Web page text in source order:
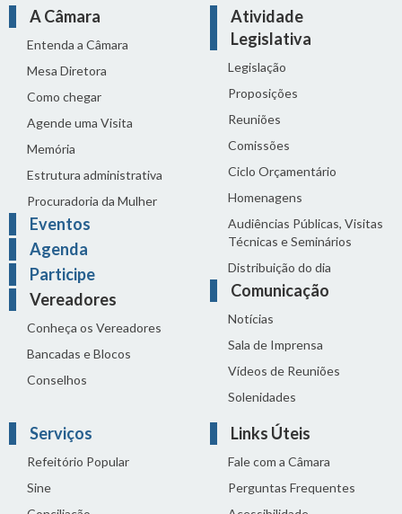
A Câmara
Entenda a Câmara
Mesa Diretora
Como chegar
Agende uma Visita
Memória
Estrutura administrativa
Procuradoria da Mulher
Eventos
Agenda
Participe
Vereadores
Conheça os Vereadores
Bancadas e Blocos
Conselhos
Atividade
Legislativa
Legislação
Proposições
Reuniões
Comissões
Ciclo Orçamentário
Homenagens
Audiências Públicas, Visitas
Técnicas e Seminários
Distribuição do dia
Comunicação
Notícias
Sala de Imprensa
Vídeos de Reuniões
Solenidades
Serviços
Refeitório Popular
Sine
Links Úteis
Fale com a Câmara
Perguntas Frequentes